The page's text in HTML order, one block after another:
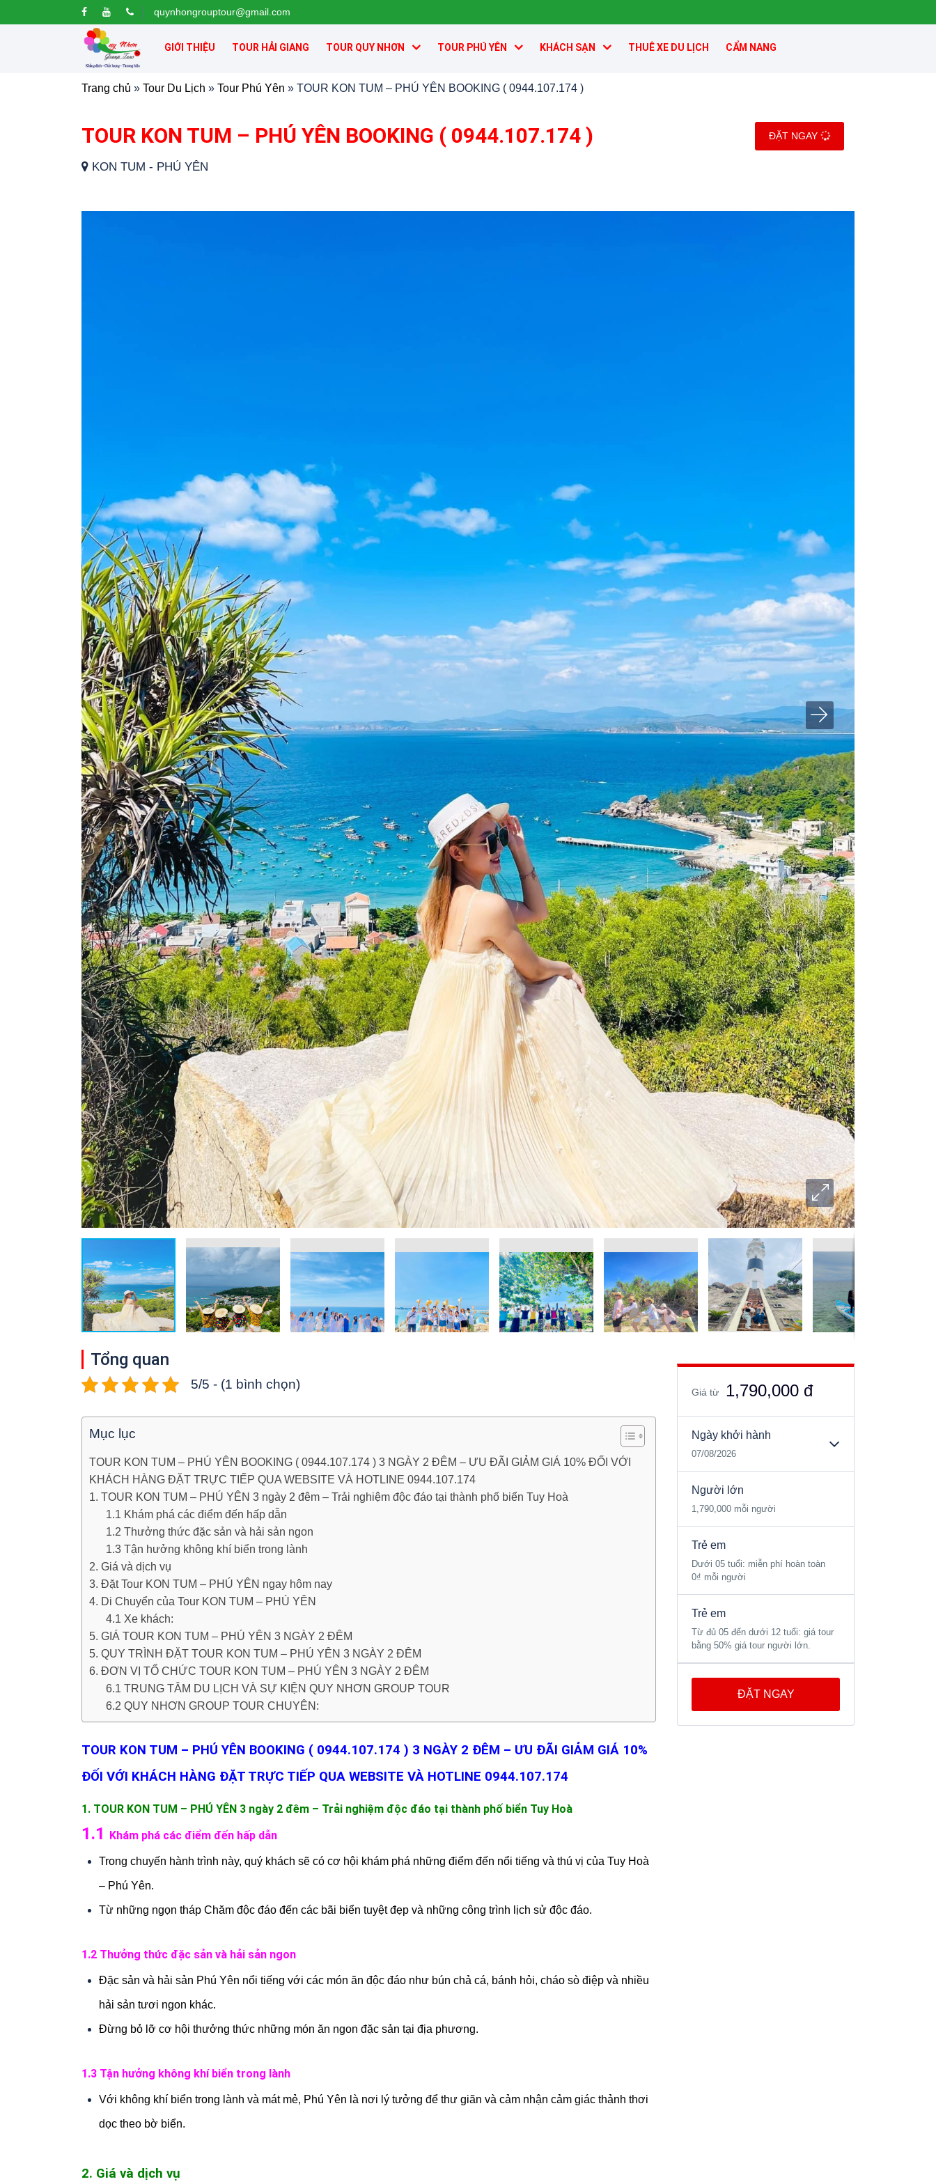
quynhongrouptour@gmail.com
GIỚI THIỆU TOUR HẢI GIANG TOUR QUY NHƠN TOUR PHÚ YÊN KHÁCH SẠN THUÊ XE DU LỊCH CẨM NANG
Trang chủ » Tour Du Lịch » Tour Phú Yên » TOUR KON TUM – PHÚ YÊN BOOKING ( 0944.107.174 )
TOUR KON TUM – PHÚ YÊN BOOKING ( 0944.107.174 )
KON TUM - PHÚ YÊN
ĐẶT NGAY
Tổng quan
5/5 - (1 bình chọn)
Mục lục
TOUR KON TUM – PHÚ YÊN BOOKING ( 0944.107.174 ) 3 NGÀY 2 ĐÊM – ƯU ĐÃI GIẢM GIÁ 10% ĐỐI VỚI
KHÁCH HÀNG ĐẶT TRỰC TIẾP QUA WEBSITE VÀ HOTLINE 0944.107.174
1. TOUR KON TUM – PHÚ YÊN 3 ngày 2 đêm – Trải nghiệm độc đáo tại thành phố biển Tuy Hoà
1.1 Khám phá các điểm đến hấp dẫn
1.2 Thưởng thức đặc sản và hải sản ngon
1.3 Tận hưởng không khí biển trong lành
2. Giá và dịch vụ
3. Đặt Tour KON TUM – PHÚ YÊN ngay hôm nay
4. Di Chuyển của Tour KON TUM – PHÚ YÊN
4.1 Xe khách:
5. GIÁ TOUR KON TUM – PHÚ YÊN 3 NGÀY 2 ĐÊM
5. QUY TRÌNH ĐẶT TOUR KON TUM – PHÚ YÊN 3 NGÀY 2 ĐÊM
6. ĐƠN VỊ TỔ CHỨC TOUR KON TUM – PHÚ YÊN 3 NGÀY 2 ĐÊM
6.1 TRUNG TÂM DU LỊCH VÀ SỰ KIỆN QUY NHƠN GROUP TOUR
6.2 QUY NHƠN GROUP TOUR CHUYÊN:
TOUR KON TUM – PHÚ YÊN BOOKING ( 0944.107.174 ) 3 NGÀY 2 ĐÊM – ƯU ĐÃI GIẢM GIÁ 10%
ĐỐI VỚI KHÁCH HÀNG ĐẶT TRỰC TIẾP QUA WEBSITE VÀ HOTLINE 0944.107.174
1. TOUR KON TUM – PHÚ YÊN 3 ngày 2 đêm – Trải nghiệm độc đáo tại thành phố biển Tuy Hoà
1.1 Khám phá các điểm đến hấp dẫn
Trong chuyến hành trình này, quý khách sẽ có cơ hội khám phá những điểm đến nổi tiếng và thú vị của Tuy Hoà
– Phú Yên.
Từ những ngọn tháp Chăm độc đáo đến các bãi biển tuyệt đẹp và những công trình lịch sử độc đáo.
1.2 Thưởng thức đặc sản và hải sản ngon
Đặc sản và hải sản Phú Yên nổi tiếng với các món ăn độc đáo như bún chả cá, bánh hỏi, cháo sò điệp và nhiều
hải sản tươi ngon khác.
Đừng bỏ lỡ cơ hội thưởng thức những món ăn ngon đặc sản tại địa phương.
1.3 Tận hưởng không khí biển trong lành
Với không khí biển trong lành và mát mẻ, Phú Yên là nơi lý tưởng để thư giãn và cảm nhận cảm giác thảnh thơi
dọc theo bờ biển.
2. Giá và dịch vụ
Giá từ 1,790,000 đ
Ngày khởi hành
07/08/2026
Người lớn
1,790,000 mỗi người
Trẻ em
Dưới 05 tuổi: miễn phí hoàn toàn
0₫ mỗi người
Trẻ em
Từ đủ 05 đến dưới 12 tuổi: giá tour
bằng 50% giá tour người lớn.
ĐẶT NGAY